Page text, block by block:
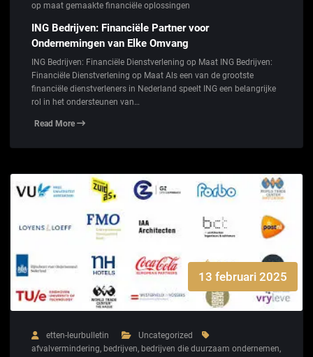
op maat gemaakte financiële oplossingen
ING Bedrijven: Financiële Partner voor
Ondernemingen van Elke Omvang
ING Bedrijven: Financiële Dienstverlening op Maat ING Bedrijven:
Financiële Dienstverlening op Maat Als een van de grootste
financiële dienstverleners in Nederland speelt ING een belangrijke
rol in het ondersteunen van…
Read More
13 februari 2025
etten-leurbulletin
Uncategorized
afvalvermindering, bedrijven, bedrijven die duurzaam ondernemen,